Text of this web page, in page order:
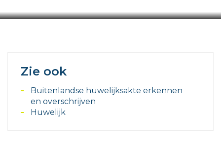
Zie ook
Buitenlandse huwelijksakte erkennen
en overschrijven
Huwelijk